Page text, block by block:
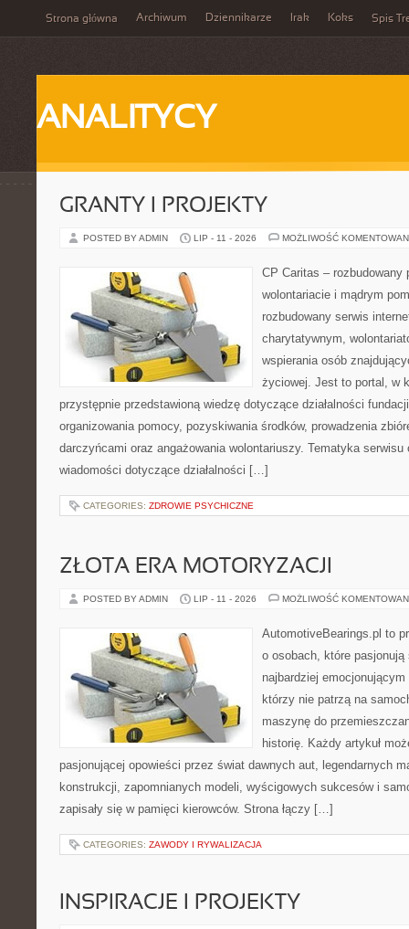
Strona główna Archiwum Dziennikarze Irak Koks Spis
ANALITYCY
GRANTY I PROJEKTY
POSTED BY ADMIN LIP - 11 - 2026 MOŻLIWOŚĆ
CP Caritas – rozbudowany
wolontariacie i mądrym
rozbudowany serwis
charytatywnym,
wspierania osób
życiowej. Jest to portal, w
przystępnie przedstawioną wiedzę dotyczące działalności
organizowania pomocy, pozyskiwania środków, prowadzenia
darczyńcami oraz angażowania wolontariuszy. Tematyka
wiadomości dotyczące działalności […]
CATEGORIES: ZDROWIE PSYCHICZNE
ZŁOTA ERA MOTORYZACJI
POSTED BY ADMIN LIP - 11 - 2026 MOŻLIWOŚĆ
AutomotiveBearings.pl to
o osobach, które
najbardziej
którzy nie patrzą na
maszynę do
historię. Każdy artykuł
pasjonującej opowieści przez świat dawnych aut, legendarnych
konstrukcji, zapomnianych modeli, wyścigowych sukcesów i
zapisały się w pamięci kierowców. Strona łączy […]
CATEGORIES: ZAWODY I RYWALIZACJA
INSPIRACJE I PROJEKTY